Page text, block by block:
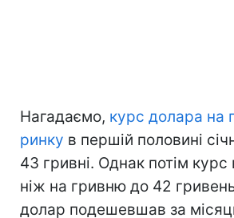
Нагадаємо, курс долара на
ринку в першій половині
43 гривні. Однак потім курс
ніж на гривню до 42
долар подешевшав за